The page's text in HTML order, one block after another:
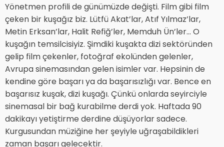
Yönetmen profili de günümüzde değişti. Film gibi film
çeken bir kuşağız biz. Lütfü Akat’lar, Atıf Yılmaz’lar,
Metin Erksan’lar, Halit Refiğ’ler, Memduh Ün’ler… O
kuşağın temsilcisiyiz. Şimdiki kuşakta dizi sektöründen
gelip film çekenler, fotoğraf ekolünden gelenler,
Avrupa sinemasından gelen isimler var. Hepsinin de
kendine göre başarı ya da başarısızlığı var. Bence en
başarısız kuşak, dizi kuşağı. Çünkü onlarda seyirciyle
sinemasal bir bağ kurabilme derdi yok. Haftada 90
dakikayı yetiştirme derdine düşüyorlar sadece.
Kurgusundan müziğine her şeyiyle uğraşabildikleri
zaman başarı gelecektir.